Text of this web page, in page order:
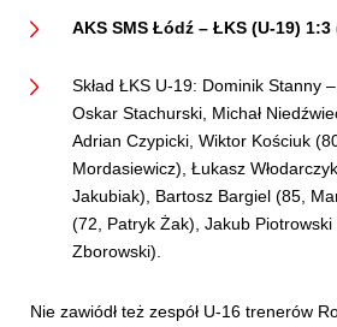
AKS SMS Łódź – ŁKS (U-19) 1:3
Skład ŁKS U-19: Dominik Stanny
Oskar Stachurski, Michał
Adrian Czypicki, Wiktor Kościuk
Mordasiewicz), Łukasz
Jakubiak), Bartosz Bargiel (85,
(72, Patryk Żak), Jakub
Zborowski).
Nie zawiódł też zespół U-16 trenerów